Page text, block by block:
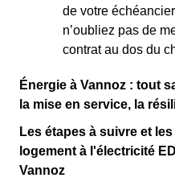
de votre
n’oubliez pas de
contrat au dos du
Énergie à Vannoz : tout
la mise en service, la
Les étapes à suivre et
logement à l'électricité
Vannoz